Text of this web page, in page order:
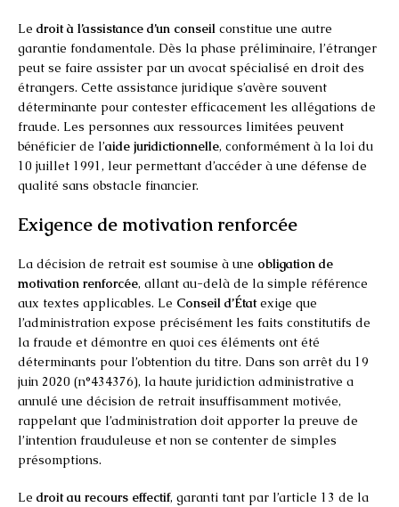
Le droit à l’assistance d’un conseil constitue une autre
garantie fondamentale. Dès la phase préliminaire, l’étranger
peut se faire assister par un avocat spécialisé en droit des
étrangers. Cette assistance juridique s’avère souvent
déterminante pour contester efficacement les allégations de
fraude. Les personnes aux ressources limitées peuvent
bénéficier de l’aide juridictionnelle, conformément à la loi du
10 juillet 1991, leur permettant d’accéder à une défense de
qualité sans obstacle financier.
Exigence de motivation renforcée
La décision de retrait est soumise à une obligation de
motivation renforcée, allant au-delà de la simple référence
aux textes applicables. Le Conseil d’Étatexige que
l’administration expose précisément les faits constitutifs de
la fraude et démontre en quoi ces éléments ont été
déterminants pour l’obtention du titre. Dans son arrêt du 19
juin 2020 (n°434376), la haute juridiction administrative a
annulé une décision de retrait insuffisamment motivée,
rappelant que l’administration doit apporter la preuve de
l’intention frauduleuse et non se contenter de simples
présomptions.
Le droit au recours effectif, garanti tant par l’article 13 de la